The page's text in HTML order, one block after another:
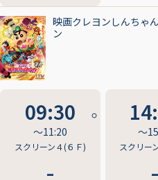
映画クレヨンしんちゃ
ン
09:30
〜11:20
スクリーン４(６Ｆ)
〜
スクリー